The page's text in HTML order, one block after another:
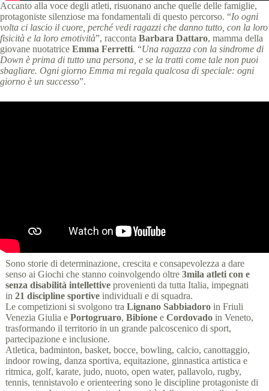
Accanto alla voce degli atleti, risuonano anche quelle delle famiglie,
protagoniste silenziose ma fondamentali di questo percorso. “Io ogni
volta ci lascio il cuore, perché vedi ragazzi che danno tutto, con la loro
fisicità e la loro emotività”, racconta Barbara Dattaro, mamma della
giovane nuotatrice Emma Ferretti. “Una ragazza con la sindrome di
Down è prima di tutto una persona, e se la tratti come tale non puoi
sbagliare. Ogni giorno Emma mi regala qualcosa di speciale: ogni
giorno è un successo”.
Sono storie di determinazione, crescita e consapevolezza a dare
senso ai Giochi che stanno coinvolgendo oltre 3mila atleti con e
senza disabilità intellettive provenienti da tutta Italia, impegnati
in 21 discipline sportive individuali e di squadra.
Le competizioni si svolgono tra Lignano Sabbiadoro in Friuli
Venezia Giulia e Portogruaro, Bibione e Cordovado in Veneto,
trasformando il territorio in un grande palcoscenico di sport,
partecipazione e inclusione.
Atletica, badminton, basket, bocce, bowling, calcio, canottaggio,
indoor rowing, danza sportiva, equitazione, ginnastica artistica e
ritmica, golf, karate, judo, nuoto, open water, pallavolo, rugby,
tennis, tennistavolo e orienteering sono le discipline protagoniste di